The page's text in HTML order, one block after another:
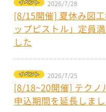
2026/7/28
[8/15開催] 夏休み図
ップピストル」定員
した
2026/7/25
[8/18~20開催] テクノ
申込期間を延長しま